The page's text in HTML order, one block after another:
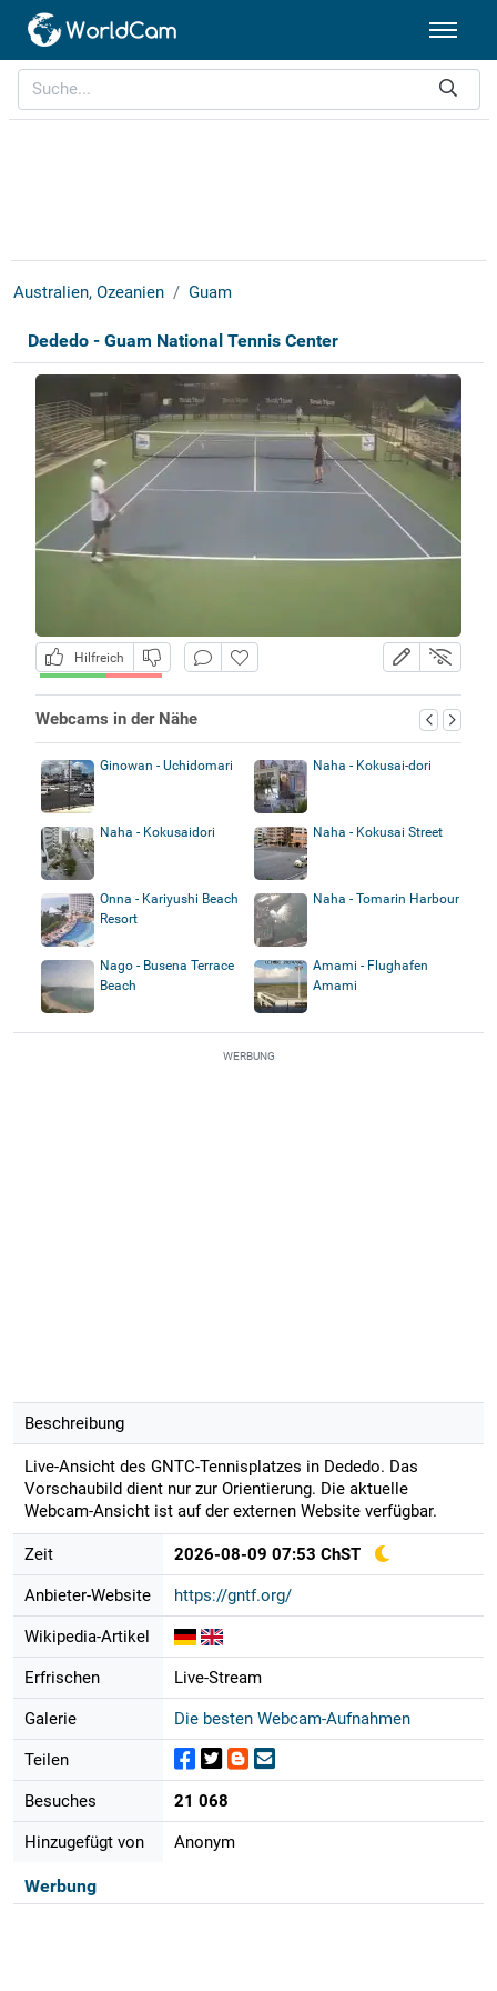
Australien, Ozeanien Guam
Dededo - Guam National Tennis Center
Hilfreich
Webcams in der Nähe
Ginowan - Uchidomari Naha - Kokusai-dori
Naha - Kokusaidori Naha - Kokusai Street
Onna - Kariyushi Beach
Resort
Naha - Tomarin Harbour
Nago - Busena Terrace
Beach
Amami - Flughafen
Amami
WERBUNG
Beschreibung
Live-Ansicht des GNTC-Tennisplatzes in Dededo. Das
Vorschaubild dient nur zur Orientierung. Die aktuelle
Webcam-Ansicht ist auf der externen Website verfügbar.
Zeit 2026-08-09 07:53 ChST
Anbieter-Website https://gntf.org/
Wikipedia-Artikel
Erfrischen Live-Stream
Galerie Die besten Webcam-Aufnahmen
Teilen
Besuches 21 068
Hinzugefügt von Anonym
Werbung